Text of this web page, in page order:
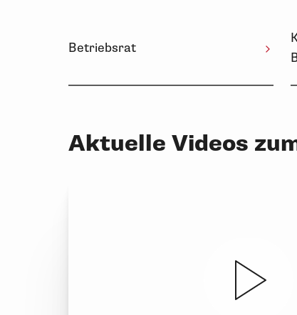
Betriebsrat
Aktuelle Videos